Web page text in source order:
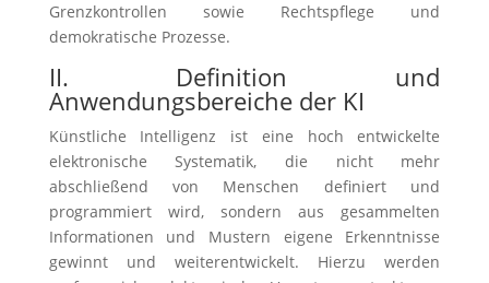
Grenzkontrollen sowie Rechtspflege und
demokratische Prozesse.
II. Definition und
Anwendungsbereiche der KI
Künstliche Intelligenz ist eine hoch entwickelte
elektronische Systematik, die nicht mehr
abschließend von Menschen definiert und
programmiert wird, sondern aus gesammelten
Informationen und Mustern eigene Erkenntnisse
gewinnt und weiterentwickelt. Hierzu werden